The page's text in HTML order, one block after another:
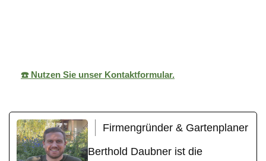
☎️ Nutzen Sie unser Kontaktformular.
Firmengründer & Gartenplaner
Berthold Daubner ist die